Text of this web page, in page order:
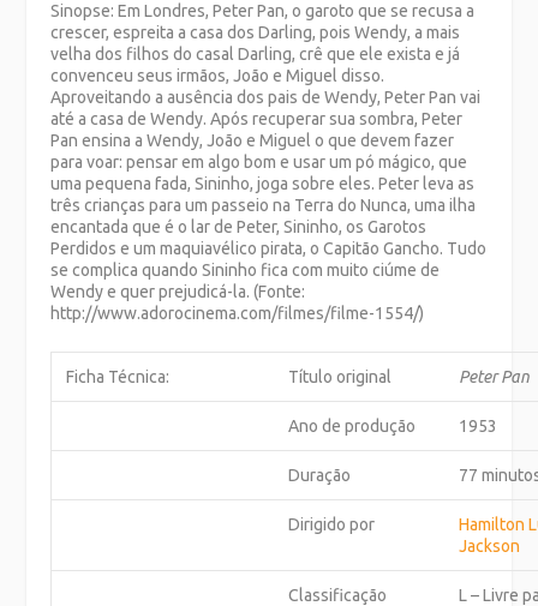
Sinopse: Em Londres, Peter Pan, o garoto que se recusa a
crescer, espreita a casa dos Darling, pois Wendy, a mais
velha dos filhos do casal Darling, crê que ele exista e já
convenceu seus irmãos, João e Miguel disso.
Aproveitando a ausência dos pais de Wendy, Peter Pan vai
até a casa de Wendy. Após recuperar sua sombra, Peter
Pan ensina a Wendy, João e Miguel o que devem fazer
para voar: pensar em algo bom e usar um pó mágico, que
uma pequena fada, Sininho, joga sobre eles. Peter leva as
três crianças para um passeio na Terra do Nunca, uma ilha
encantada que é o lar de Peter, Sininho, os Garotos
Perdidos e um maquiavélico pirata, o Capitão Gancho. Tudo
se complica quando Sininho fica com muito ciúme de
Wendy e quer prejudicá-la. (Fonte:
http://www.adorocinema.com/filmes/filme-1554/)
Ficha Técnica: Título original Peter Pan
Ano de produção 1953
Duração 77
Dirigido por
Hamilton
Jackson
Classificação L – Livre